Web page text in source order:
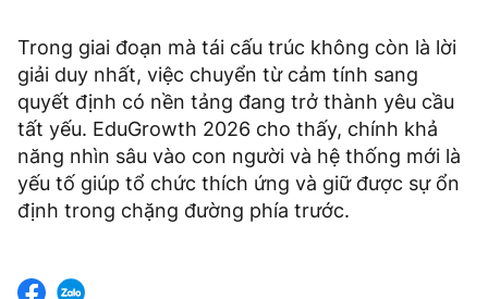
Trong giai đoạn mà tái cấu trúc không còn là lời
giải duy nhất, việc chuyển từ cảm tính sang
quyết định có nền tảng đang trở thành yêu cầu
tất yếu. EduGrowth 2026 cho thấy, chính khả
năng nhìn sâu vào con người và hệ thống mới là
yếu tố giúp tổ chức thích ứng và giữ được sự ổn
định trong chặng đường phía trước.